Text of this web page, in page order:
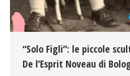
“Solo Figli”: le piccole
De l’Esprit Noveau di